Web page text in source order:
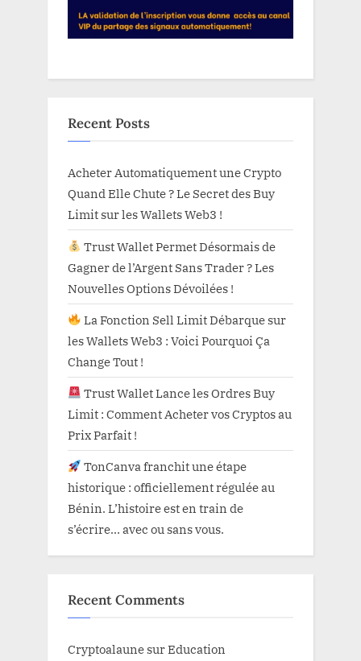
Recent Posts
Acheter Automatiquement une Crypto
Quand Elle Chute ? Le Secret des Buy
Limit sur les Wallets Web3 !
Trust Wallet Permet Désormais de
Gagner de l’Argent Sans Trader ? Les
Nouvelles Options Dévoilées !
La Fonction Sell Limit Débarque sur
les Wallets Web3 : Voici Pourquoi Ça
Change Tout !
Trust Wallet Lance les Ordres Buy
Limit : Comment Acheter vos Cryptos au
Prix Parfait !
TonCanva franchit une étape
historique : officiellement régulée au
Bénin. L’histoire est en train de
s’écrire… avec ou sans vous.
Recent Comments
Cryptoalaune surEducation